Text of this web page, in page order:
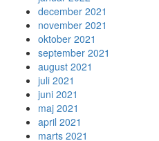
december 2021
november 2021
oktober 2021
september 2021
august 2021
juli 2021
juni 2021
maj 2021
april 2021
marts 2021